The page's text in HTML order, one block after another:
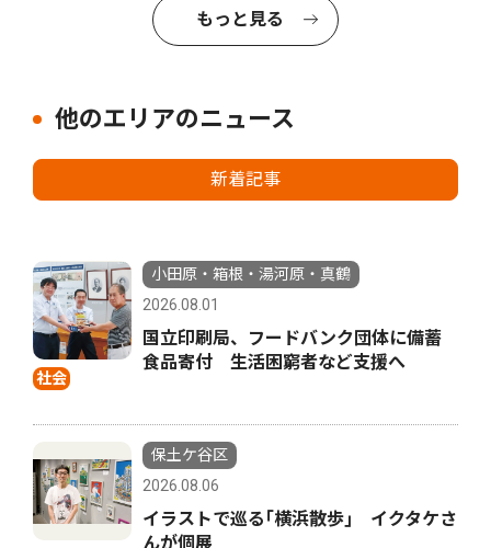
もっと見る
他のエリアのニュース
新着記事
社会
小田原・箱根・湯河原・真鶴
2026.08.01
国立印刷局、フードバンク団体に備蓄
食品寄付 生活困窮者など支援へ
保土ケ谷区
2026.08.06
イラストで巡る｢横浜散歩｣ イクタケさ
んが個展